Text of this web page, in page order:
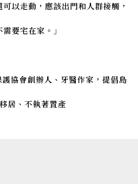
以走動，應該出門和人群接觸，
需要宅在家。」
協會創辦人、牙醫作家，提倡島
居、不執著置產